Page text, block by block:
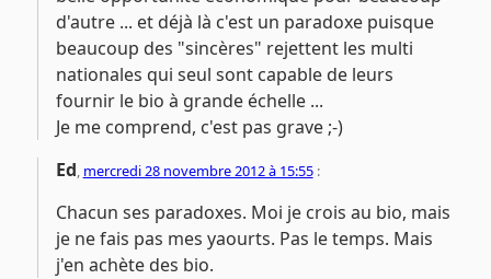
d'autre ... et déjà là c'est un paradoxe puisque
beaucoup des "sincères" rejettent les multi
nationales qui seul sont capable de leurs
fournir le bio à grande échelle ...
Je me comprend, c'est pas grave ;-)
Ed, mercredi 28 novembre 2012 à 15:55:
Chacun ses paradoxes. Moi je crois au bio, mais
je ne fais pas mes yaourts. Pas le temps. Mais
j'en achète des bio.